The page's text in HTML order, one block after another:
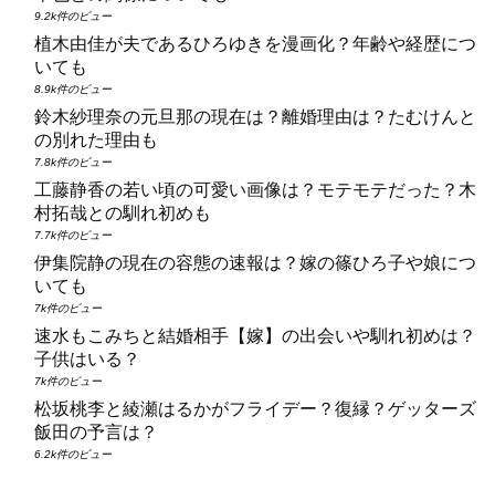
9.2k件のビュー
植木由佳が夫であるひろゆきを漫画化？年齢や経歴につ
いても
8.9k件のビュー
鈴木紗理奈の元旦那の現在は？離婚理由は？たむけんと
の別れた理由も
7.8k件のビュー
工藤静香の若い頃の可愛い画像は？モテモテだった？木
村拓哉との馴れ初めも
7.7k件のビュー
伊集院静の現在の容態の速報は？嫁の篠ひろ子や娘につ
いても
7k件のビュー
速水もこみちと結婚相手【嫁】の出会いや馴れ初めは？
子供はいる？
7k件のビュー
松坂桃李と綾瀬はるかがフライデー？復縁？ゲッターズ
飯田の予言は？
6.2k件のビュー